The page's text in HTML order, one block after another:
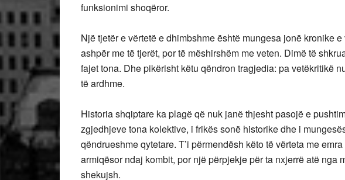
funksionimi shoqëror.
Një tjetër e vërtetë e dhimbshme është mungesa jonë kronike
ashpër me të tjerët, por të mëshirshëm me veten. Dimë të
fajet tona. Dhe pikërisht këtu qëndron tragjedia: pa vetëkritikë
të ardhme.
Historia shqiptare ka plagë që nuk janë thjesht pasojë e
zgjedhjeve tona kolektive, i frikës sonë historike dhe i
qëndrueshme qytetare. T’i përmendësh këto të vërteta me
armiqësor ndaj kombit, por një përpjekje për ta nxjerrë atë nga
shekujsh.